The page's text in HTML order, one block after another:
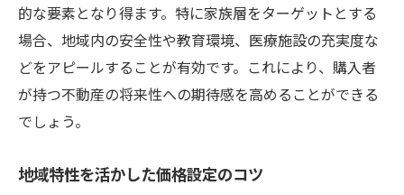
的な要素となり得ます。特に家族層をターゲットとする
場合、地域内の安全性や教育環境、医療施設の充実度な
どをアピールすることが有効です。これにより、購入者
が持つ不動産の将来性への期待感を高めることができる
でしょう。
地域特性を活かした価格設定のコツ